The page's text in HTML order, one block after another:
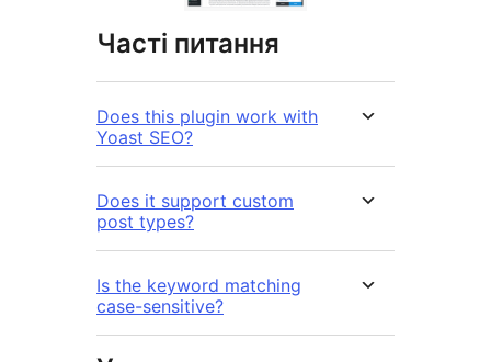
Часті питання
Does this plugin work with
Yoast SEO?
Does it support custom
post types?
Is the keyword matching
case-sensitive?